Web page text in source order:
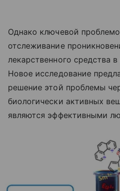
Однако ключевой
отслеживание
лекарственного средства
Новое исследование
решение этой проблемы
биологически активных
являются эффективными